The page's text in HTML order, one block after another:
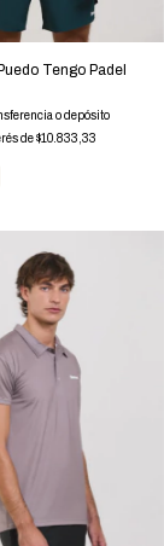
Tengo Padel
o depósito
de$10.833,33